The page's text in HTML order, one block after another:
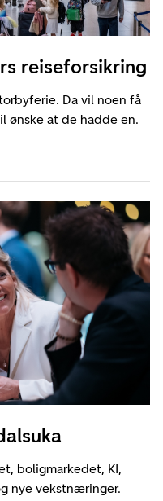
reiseforsikring
Da vil noen få
ønske at de hadde en.
boligmarkedet, KI,
nye vekstnæringer.